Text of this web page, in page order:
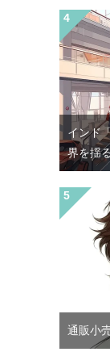
インド
界を揺
通販小